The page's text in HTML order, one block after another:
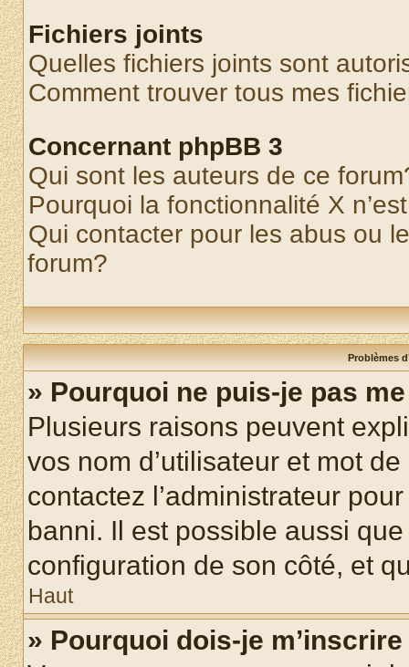
Fichiers joints
Quelles fichiers joints sont
Comment trouver tous mes
Concernant phpBB 3
Qui sont les auteurs de ce
Pourquoi la fonctionnalité X
Qui contacter pour les abus ou
forum?
Problèmes
» Pourquoi ne puis-je pas
Plusieurs raisons peuvent
vos nom d’utilisateur et mot
contactez l’administrateur
banni. Il est possible aussi
configuration de son côté, et
Haut
» Pourquoi dois-je